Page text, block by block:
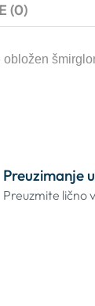
(0)
Preuzimanje
Preuzmite lično